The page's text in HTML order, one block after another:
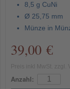
8,5 g CuNi
Ø 25,75 mm
Münze in
39,00 €
Anzahl: